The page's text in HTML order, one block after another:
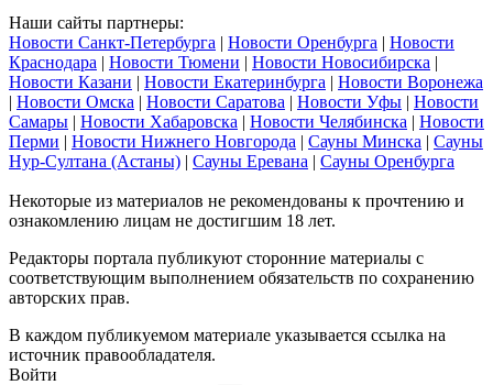
Наши сайты партнеры:
Новости Санкт-Петербурга | Новости Оренбурга | Новости
Краснодара | Новости Тюмени | Новости Новосибирска |
Новости Казани | Новости Екатеринбурга | Новости Воронежа
| Новости Омска | Новости Саратова | Новости Уфы | Новости
Самары | Новости Хабаровска | Новости Челябинска | Новости
Перми | Новости Нижнего Новгорода | Сауны Минска | Сауны
Нур-Султана (Астаны) | Сауны Еревана | Сауны Оренбурга
Некоторые из материалов не рекомендованы к прочтению и
ознакомлению лицам не достигшим 18 лет.
Редакторы портала публикуют сторонние материалы с
соответствующим выполнением обязательств по сохранению
авторских прав.
В каждом публикуемом материале указывается ссылка на
источник правообладателя.
Войти